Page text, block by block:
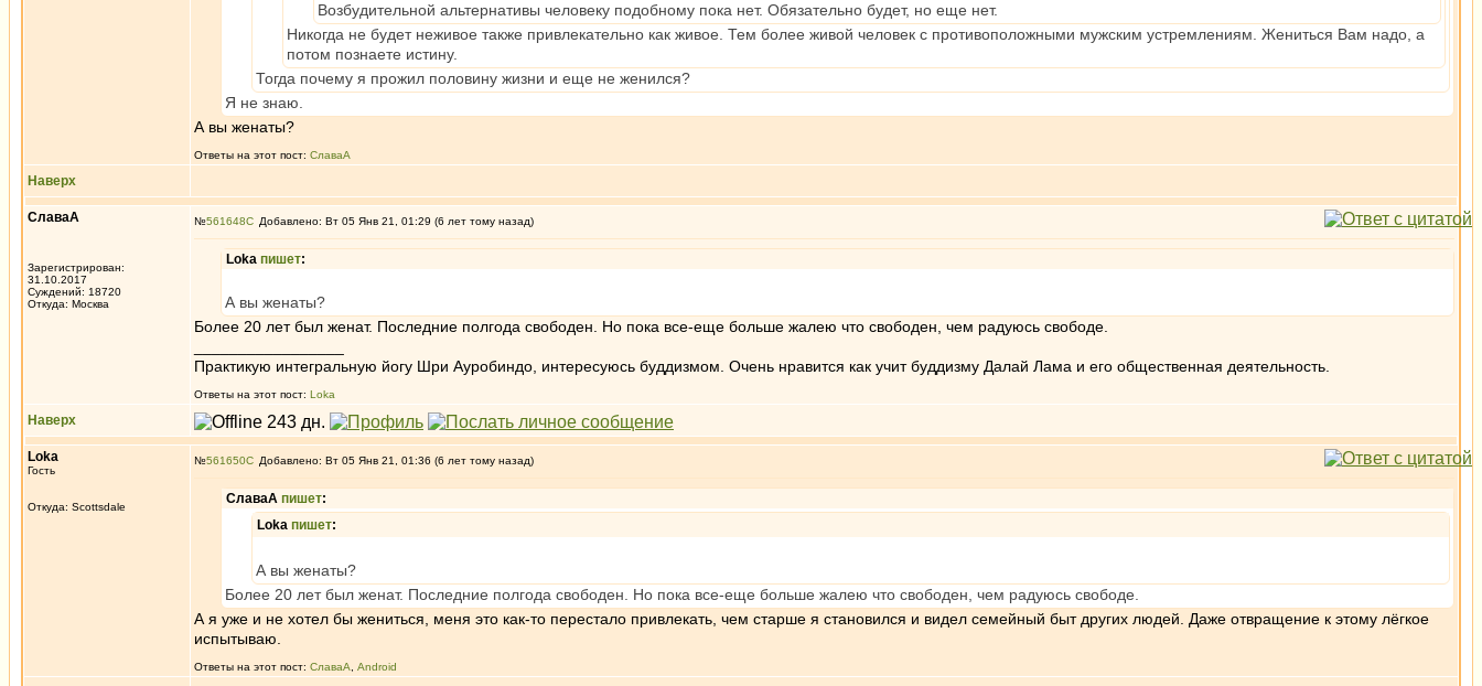
Возбудительной альтернативы человеку подобному пока нет. Обязательно будет, но еще нет.
Никогда не будет неживое также привлекательно как живое. Тем более живой человек с противоположными мужским устремлениям. Жениться Вам надо, а
потом познаете истину.
Тогда почему я прожил половину жизни и еще не женился?
Я не знаю.
А вы женаты?
Ответы на этот пост: СлаваА
Наверх
СлаваА
Зарегистрирован:
31.10.2017
Суждений: 18720
Откуда: Москва
№561648 Добавлено: Вт 05 Янв 21, 01:29 (6 лет тому назад)
Loka пишет:
А вы женаты?
Более 20 лет был женат. Последние полгода свободен. Но пока все-еще больше жалею что свободен, чем радуюсь свободе.
Практикую интегральную йогу Шри Ауробиндо, интересуюсь буддизмом. Очень нравится как учит буддизму Далай Лама и его общественная деятельность.
Ответы на этот пост: Loka
Наверх
Loka
Гость
Откуда: Scottsdale
№561650 Добавлено: Вт 05 Янв 21, 01:36 (6 лет тому назад)
СлаваА пишет:
Loka пишет:
А вы женаты?
Более 20 лет был женат. Последние полгода свободен. Но пока все-еще больше жалею что свободен, чем радуюсь свободе.
А я уже и не хотел бы жениться, меня это как-то перестало привлекать, чем старше я становился и видел семейный быт других людей. Даже отвращение к этому лёгкое
испытываю.
Ответы на этот пост: СлаваА Android